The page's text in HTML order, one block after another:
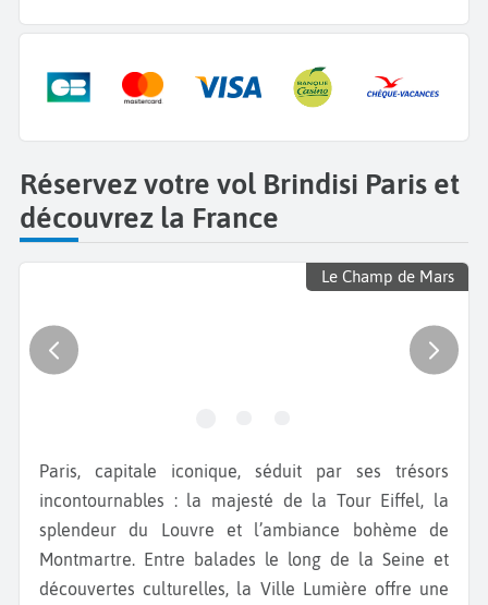
Réservez votre vol Brindisi Paris et
découvrez la France
Le Champ de Mars
Paris, capitale iconique, séduit par ses trésors
incontournables : la majesté de la Tour Eiffel, la
splendeur du Louvre et l’ambiance bohème de
Montmartre. Entre balades le long de la Seine et
découvertes culturelles, la Ville Lumière offre une